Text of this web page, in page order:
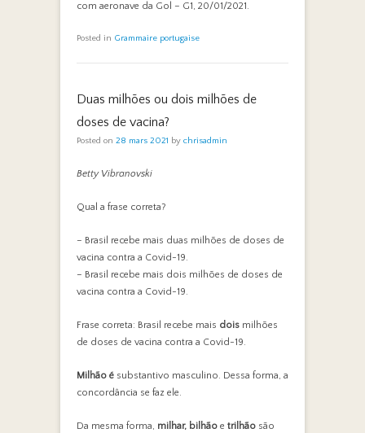
com aeronave da Gol – G1, 20/01/2021.
Posted in Grammaire portugaise
Duas milhões ou dois milhões de
doses de vacina?
Posted on 28 mars 2021 by chrisadmin
Betty Vibranovski
Qual a frase correta?
– Brasil recebe mais duas milhões de doses de
vacina contra a Covid-19.
– Brasil recebe mais dois milhões de doses de
vacina contra a Covid-19.
Frase correta: Brasil recebe mais dois milhões
de doses de vacina contra a Covid-19.
Milhão é substantivo masculino. Dessa forma, a
concordância se faz ele.
Da mesma forma, milhar, bilhão e trilhão são